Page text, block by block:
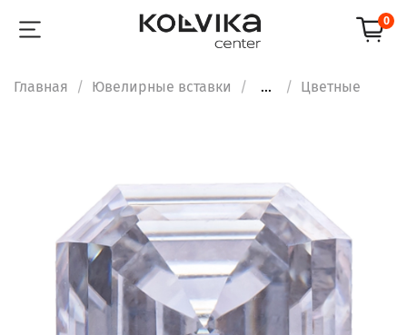
0
Главная Ювелирные вставки ... Цветные